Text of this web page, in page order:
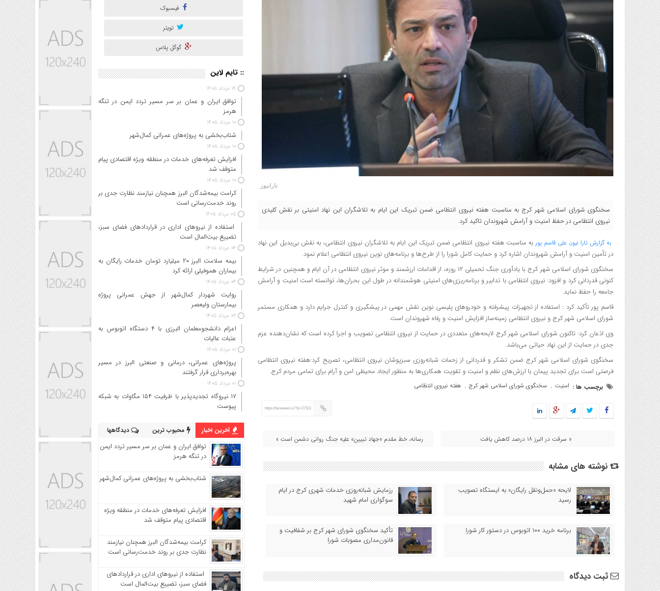
تارانیوز
سخنگوی شورای اسلامی شهر کرج به مناسبت هفته نیروی انتظامی ضمن تبریک این ایام به تلاشگران این نهاد امنیتی بر نقش کلیدی
نیروی انتظامی در حفظ امنیت و آرامش شهروندان تاکید کرد.
به گزارش تارا نیوز، علی قاسم پوربه مناسبت هفته نیروی انتظامی ضمن تبریک این ایام به تلاشگران نیروی انتظامی، به نقش بی‌بدیل این نهاد
در تأمین امنیت و آرامش شهروندان اشاره کرد و حمایت کامل شورا را از طرح‌ها و برنامه‌های نوین نیروی انتظامی اعلام نمود.
سخنگوی شورای اسلامی شهر کرج با یادآوری جنگ تحمیلی ۱۲ روزه، از اقدامات ارزشمند و موثر نیروی انتظامی در آن ایام و همچنین در شرایط
کنونی قدردانی کرد و افزود: نیروی انتظامی با تدابیر و برنامه‌ریزی‌های امنیتی هوشمندانه در طول این بحران‌ها، توانسته است امنیت و آرامش
جامعه را حفظ نماید.
قاسم پور تأکید کرد : استفاده از تجهیزات پیشرفته و خودروهای پلیسی نوین نقش مهمی در پیشگیری و کنترل جرایم دارد و همکاری مستمر
شورای اسلامی شهر کرج و نیروی انتظامی زمینه‌ساز افزایش امنیت و رفاه شهروندان است.
وی اذعان کرد: تاکنون شورای اسلامی شهر کرج لایحه‌های متعددی در حمایت از نیروی انتظامی تصویب و اجرا کرده است که نشان‌دهنده عزم
جدی در حمایت از این نهاد حیاتی می‌باشد.
سخنگوی شورای اسلامی شهر کرج ضمن تشکر و قدردانی از زحمات شبانه‌روزی سبزپوشان نیروی انتظامی، تصریح کرد:هفته نیروی انتظامی
فرصتی است برای تجدید پیمان با ارزش‌های نظم و امنیت و تقویت همکاری‌ها به منظور ایجاد محیطی امن و آرام برای تمامی مردم کرج.
برچسب ها : امنیت , سخنگوی شورای اسلامی شهر کرج , هفته نیروی انتظامی
https://taranews.ir/?p=27113
« سرقت در البرز ۱۸ درصد کاهش یافت رسانه، خط مقدم «جهاد تبیین» علیه جنگ روانی دشمن است »
نوشته های مشابه
لایحه «حمل‌ونقل رایگان» به ایستگاه تصویب
رسید
رزمایش شبانه‌روزی خدمات شهری کرج در ایام
سوگواری امام شهید
برنامه خرید ۱۰۰ اتوبوس در دستور کار شورا
تأکید سخنگوی شورای شهر کرج بر شفافیت و
قانون‌مداری مصوبات شورا
ثبت دیدگاه
فیسبوک
تویتر
گوگل پلاس
:: تایم لاین
۱۴ مرداد ۱۴۰۵
توافق ایران و عمان بر سر مسیر تردد ایمن در تنگه
هرمز
۱۰ مرداد ۱۴۰۵
شتاب‌بخشی به پروژه‌های عمرانی کمال‌شهر
۱۰ مرداد ۱۴۰۵
افزایش تعرفه‌های خدمات در منطقه ویژه اقتصادی پیام
متوقف شد
۱۰ مرداد ۱۴۰۵
کرامت بیمه‌شدگان البرز همچنان نیازمند نظارت جدی بر
روند خدمت‌رسانی است
۰۵ مرداد ۱۴۰۵
استفاده از نیروهای اداری در قراردادهای فضای سبز،
تضییع بیت‌المال است
۰۴ مرداد ۱۴۰۵
بیمه سلامت البرز ۲۰ میلیارد تومان خدمات رایگان به
بیماران هموفیلی ارائه کرد
۰۴ مرداد ۱۴۰۵
روایت شهردار کمال‌شهر از جهش عمرانی پروژه
بیمارستان ولیعصر
۰۳ مرداد ۱۴۰۵
اعزام دانشجو‌معلمان البرزی با ۴ دستگاه اتوبوس به
عتبات عالیات
۰۱ مرداد ۱۴۰۵
پروژه‌های عمرانی، درمانی و صنعتی البرز در مسیر
بهره‌برداری قرار گرفتند
۰۱ مرداد ۱۴۰۵
۱۷ نیروگاه تجدیدپذیر با ظرفیت ۱۵۴ مگاوات به شبکه
پیوست
آخرین اخبار محبوب ترین دیدگاهها
توافق ایران و عمان بر سر مسیر تردد ایمن
در تنگه هرمز
شتاب‌بخشی به پروژه‌های عمرانی کمال‌شهر
افزایش تعرفه‌های خدمات در منطقه ویژه
اقتصادی پیام متوقف شد
کرامت بیمه‌شدگان البرز همچنان نیازمند
نظارت جدی بر روند خدمت‌رسانی است
استفاده از نیروهای اداری در قراردادهای
فضای سبز، تضییع بیت‌المال است